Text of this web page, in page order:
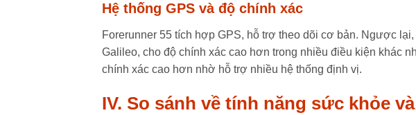
Hệ thống GPS và độ chính xác
Forerunner 55 tích hợp GPS, hỗ trợ theo dõi cơ bản. Ngược
Galileo, cho độ chính xác cao hơn trong nhiều điều kiện khác
chính xác cao hơn nhờ hỗ trợ nhiều hệ thống định vị.
IV. So sánh về tính năng sức khỏe